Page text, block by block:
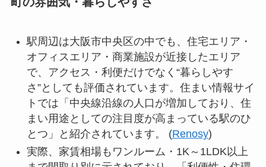
駅周辺は大阪市中央区の中でも、住宅エリア・
オフィスエリア・商業施設が近接したエリア
で、アクセス・利便だけでなく“暮らしやす
さ”としても評価されています。住まい情報サイ
トでは「中央線沿線の人口が増加しており、住
まい用途としての注目度が高まっている駅のひ
とつ」と紹介されています。 (Renosy)
実際、家賃相場もワンルーム・1K～1LDK以上